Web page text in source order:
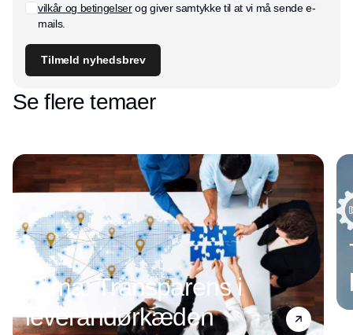
vilkår og betingelserog giver samtykke til at vi må sende e-
mails.
Tilmeld nyhedsbrev
Se flere temaer
Tema: Transparens i
leverandørkæden